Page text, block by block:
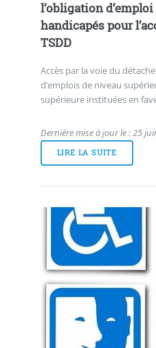
l’obligation
handicapés pour
TSDD
Accès par la voie du
d’emplois de niveau
supérieure instituées en
Dernière mise à jour le : 25
LIRE LA SUITE